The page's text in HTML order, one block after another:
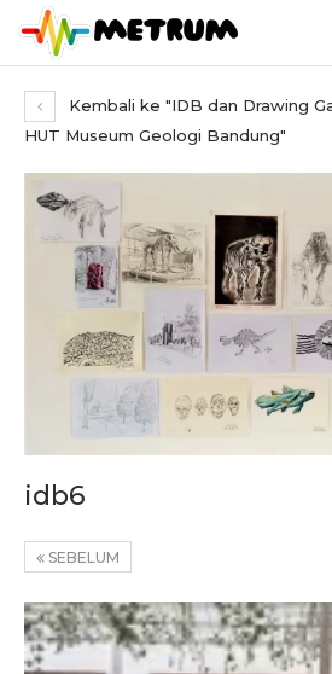
Kembali ke "IDB dan Drawing
HUT Museum Geologi Bandung"
idb6
SEBELUM